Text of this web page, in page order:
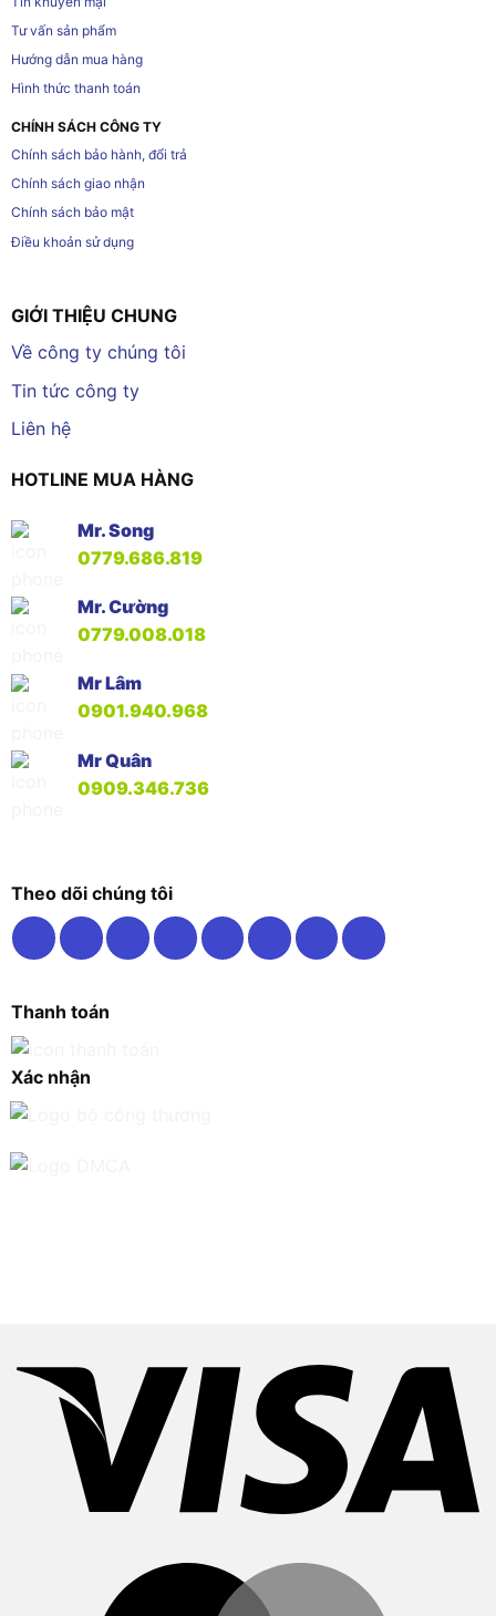
Tư vấn sản phẩm
Hướng dẫn mua hàng
Hình thức thanh toán
CHÍNH SÁCH CÔNG TY
Chính sách bảo hành, đổi trả
Chính sách giao nhận
Chính sách bảo mật
Điều khoản sử dụng
GIỚI THIỆU CHUNG
Về công ty chúng tôi
Tin tức công ty
Liên hệ
HOTLINE MUA HÀNG
Mr. Song
0779.686.819
Mr. Cường
0779.008.018
Mr Lâm
0901.940.968
Mr Quân
0909.346.736
Theo dõi chúng tôi
Thanh toán
Xác nhận